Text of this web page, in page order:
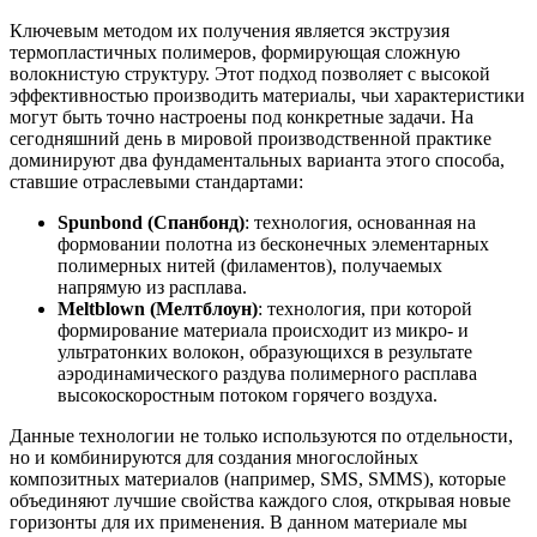
Ключевым методом их получения является экструзия
термопластичных полимеров, формирующая сложную
волокнистую структуру. Этот подход позволяет с высокой
эффективностью производить материалы, чьи характеристики
могут быть точно настроены под конкретные задачи. На
сегодняшний день в мировой производственной практике
доминируют два фундаментальных варианта этого способа,
ставшие отраслевыми стандартами:
Spunbond (Спанбонд): технология, основанная на
формовании полотна из бесконечных элементарных
полимерных нитей (филаментов), получаемых
напрямую из расплава.
Meltblown (Мелтблоун): технология, при которой
формирование материала происходит из микро- и
ультратонких волокон, образующихся в результате
аэродинамического раздува полимерного расплава
высокоскоростным потоком горячего воздуха.
Данные технологии не только используются по отдельности,
но и комбинируются для создания многослойных
композитных материалов (например, SMS, SMMS), которые
объединяют лучшие свойства каждого слоя, открывая новые
горизонты для их применения. В данном материале мы